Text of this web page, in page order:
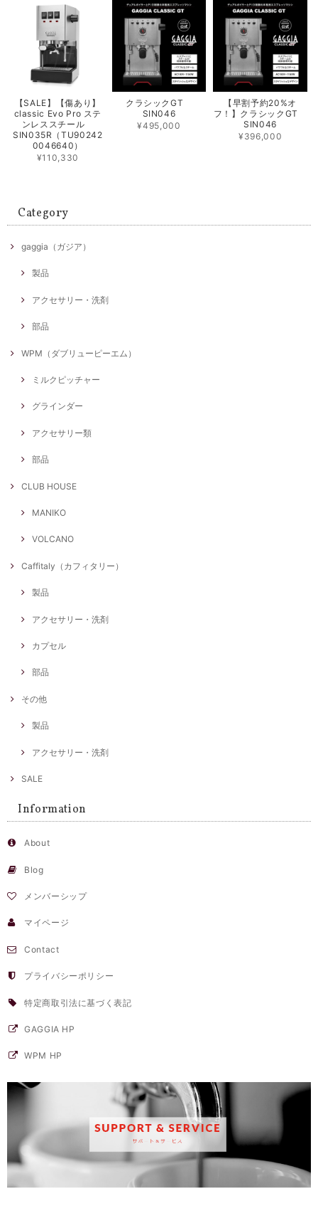
【SALE】【傷あり】
classic Evo Pro ステ
ンレススチール
SIN035R（TU90242
0046640）
¥110,330
クラシックGT
SIN046
¥495,000
【早割予約20%オ
フ！】クラシックGT
SIN046
¥396,000
Category
gaggia（ガジア）
製品
アクセサリー・洗剤
部品
WPM（ダブリューピーエム）
ミルクピッチャー
グラインダー
アクセサリー類
部品
CLUB HOUSE
MANIKO
VOLCANO
Caffitaly（カフィタリー）
製品
アクセサリー・洗剤
カプセル
部品
その他
製品
アクセサリー・洗剤
SALE
Information
About
Blog
メンバーシップ
マイページ
Contact
プライバシーポリシー
特定商取引法に基づく表記
GAGGIA HP
WPM HP